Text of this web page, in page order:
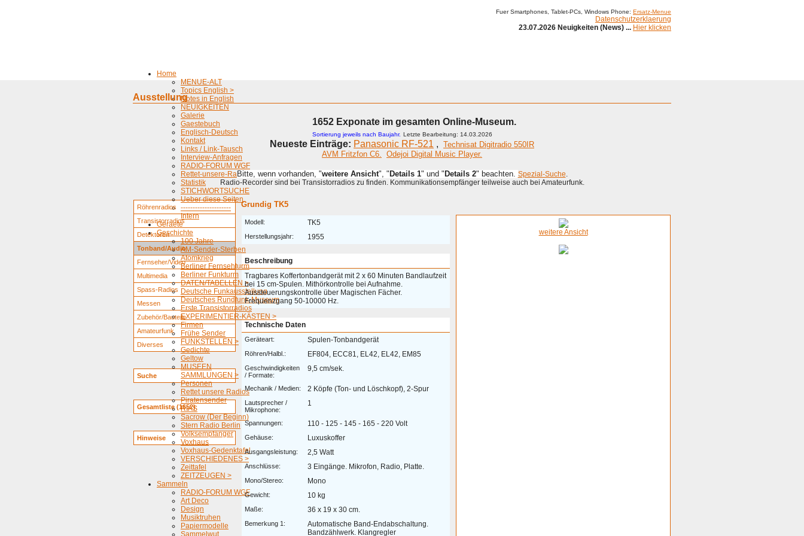
Fuer Smartphones, Tablet-PCs, Windows Phone: Ersatz-Menue
Datenschutzerklaerung
23.07.2026 Neuigkeiten (News) ... Hier klicken
Home
MENUE-ALT
Topics English >
Notes in English
NEUIGKEITEN
Galerie
Gaestebuch
Englisch-Deutsch
Kontakt
Links / Link-Tausch
Interview-Anfragen
RADIO-FORUM WGF
Rettet-unsere-Radios
Statistik
STICHWORTSUCHE
Ueber diese Seiten
---------------------
Intern
Geraete
Geschichte
100 Jahre
AM-Sender-Sterben
Atomkrieg
Berliner Fernsehturm
Berliner Funkturm
DATEN/TABELLEN >
Deutsche Funkausstellung
Deutsches Rundfunk-Museum
Erste Transistorradios
EXPERIMENTIER-KÄSTEN >
Firmen
Frühe Sender
FUNKSTELLEN >
Gedichte
Geltow
MUSEEN
SAMMLUNGEN >
Personen
Rettet unsere Radios
Piratensender
RIAS
Sacrow (Der Beginn)
Stern Radio Berlin
Volksempfänger
Voxhaus
Voxhaus-Gedenktafel
VERSCHIEDENES >
Zeittafel
ZEITZEUGEN >
Sammeln
RADIO-FORUM WGF
Art Deco
Design
Musiktruhen
Papiermodelle
Sammelwut
Ausstellung
1652 Exponate im gesamten Online-Museum.
Sortierung jeweils nach Baujahr. Letzte Bearbeitung: 14.03.2026
Neueste Einträge: Panasonic RF-521 , Technisat Digitradio 550IR
AVM Fritzfon C6. Odejoi Digital Music Player.
Bitte, wenn vorhanden, "weitere Ansicht", " Details 1" und " Details 2" beachten. Spezial-Suche.
Radio-Recorder sind bei Transistorradios zu finden. Kommunikationsempfänger teilweise auch bei Amateurfunk.
Röhrenradios
Transistorradios
Detektoren
Tonband/Audio
Fernseher/Video
Multimedia
Spass-Radios
Messen
Zubehör/Bauteile
Amateurfunk
Diverses
Suche
Gesamtliste (1652)
Hinweise
Grundig TK5
Modell: TK5
Herstellungsjahr: 1955
Beschreibung
Tragbares Koffertonbandgerät mit 2 x 60 Minuten Bandlaufzeit
bei 15 cm-Spulen. Mithörkontrolle bei Aufnahme.
Aussteuerungskontrolle über Magischen Fächer.
Frequenzgang 50-10000 Hz.
Technische Daten
Geräteart: Spulen-Tonbandgerät
Röhren/Halbl.: EF804, ECC81, EL42, EL42, EM85
Geschwindigkeiten
/ Formate:
9,5 cm/sek.
Mechanik / Medien: 2 Köpfe (Ton- und Löschkopf), 2-Spur
Lautsprecher /
Mikrophone:
1
Spannungen: 110 - 125 - 145 - 165 - 220 Volt
Gehäuse: Luxuskoffer
Ausgangsleistung: 2,5 Watt
Anschlüsse: 3 Eingänge. Mikrofon, Radio, Platte.
Mono/Stereo: Mono
Gewicht: 10 kg
Maße: 36 x 19 x 30 cm.
Bemerkung 1:
Automatische Band-Endabschaltung.
Bandzählwerk. Klangregler
weitere Ansicht